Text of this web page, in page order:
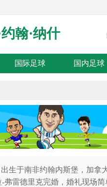
翰·纳什
国际足球 国内足球
出生于南非约翰内斯堡，加
雷德里克完婚，婚礼现场简